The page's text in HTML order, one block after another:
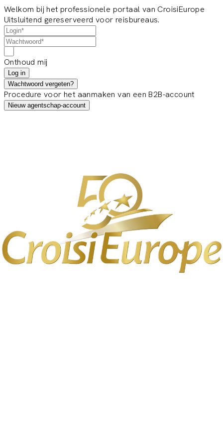
Welkom bij het professionele portaal van CroisiEurope
Uitsluitend gereserveerd voor reisbureaus.
Onthoud mij
Log in
Wachtwoord vergeten?
Procedure voor het aanmaken van een B2B-account
Nieuw agentschap-account